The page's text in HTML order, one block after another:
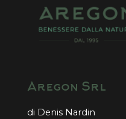
Aregon Srl
di Denis Nardin